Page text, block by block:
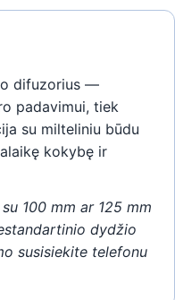
difuzorius —
padavimui, tiek
su milteliniu būdu
kokybę ir
100 mm ar 125 mm
dydžio
susisiekite telefonu